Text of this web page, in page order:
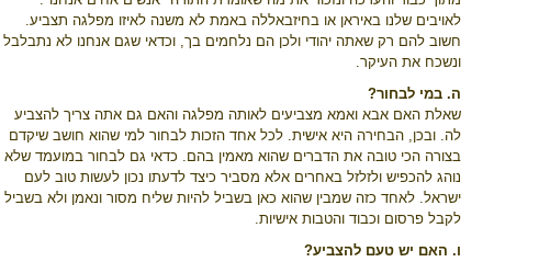
לאויבים שלנו באיראן או בחיזבאללה באמת לא משנה לאיזו מפלגה תצביע.
חשוב להם רק שאתה יהודי ולכן הם נלחמים בך, וכדאי שגם אנחנו לא נתבלבל
ונשכח את העיקר.
ה. במי לבחור?
שאלת האם אבא ואמא מצביעים לאותה מפלגה והאם גם אתה צריך להצביע
לה. ובכן, הבחירה היא אישית. לכל אחד הזכות לבחור למי שהוא חושב שיקדם
בצורה הכי טובה את הדברים שהוא מאמין בהם. כדאי גם לבחור במועמד שלא
נוהג להכפיש ולזלזל באחרים אלא מסביר כיצד לדעתו נכון לעשות טוב לעם
ישראל. לאחד כזה שמבין שהוא כאן בשביל להיות שליח מסור ונאמן ולא בשביל
לקבל פרסום וכבוד והטבות אישיות.
ו. האם יש טעם להצביע?